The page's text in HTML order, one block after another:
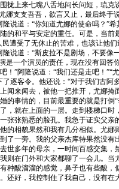
拢上来七嘴八舌地问长问短，琉克
娜支支吾吾，欲言又止，最后终
说道：“你知道尤娜的使命吗？”
的和平与安定的重任。可是，当前
遭受了无休止的苦难，也该让他
隆说道：“斯皮拉不是剧场，不要
是一个演员的责任，现在没有回答
！”阿隆说道：“我们还是走吧！”“
了逐客令。他还说：“对于我们古阿
来闻去，被他一把推开，尤娜掩
的事情的，目前最重要的就是打倒
，就在上面的一层。走到楼梯口
张张熟悉的脸孔。我急于证实父
的相貌果然和我有几分相似。尤
了一旁。我的父亲杰库特果然没有
世多年的母亲，一时间百感交集
则在门外和大家都聊了一会儿。
种酸溜溜的感觉，鼻子也有些酸
还好，我控制住了我自己，没有在